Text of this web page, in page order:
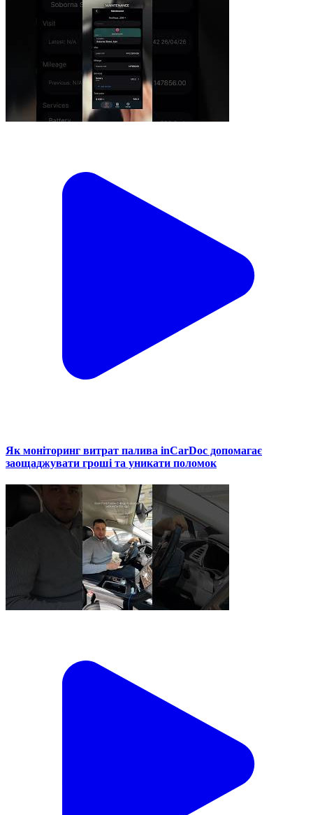
Як моніторинг витрат палива inCarDoc допомагає
заощаджувати гроші та уникати поломок